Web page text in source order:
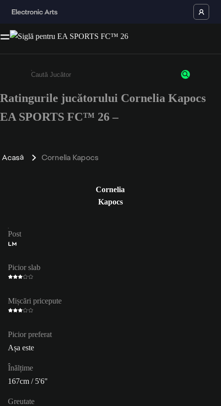
Enter a minimum of 3 characters or numbers
Ratingurile jucătorului Cornelia Kapocs
EA SPORTS FC™ 26 –
Acasă Cornelia Kapocs
Cornelia
Kapocs
Post
LM
Picior slab
Mișcări pricepute
Picior preferat
Așa este
Înălțime
167cm / 5'6"
Greutate